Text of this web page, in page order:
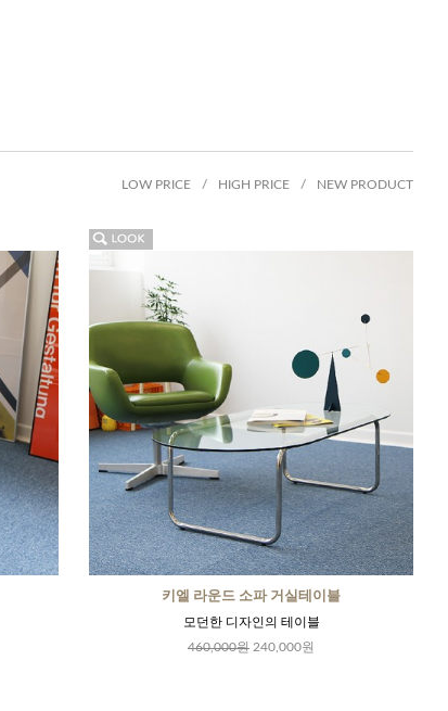
LOW PRICE / HIGH PRICE / NEW PRODUCT
키엘 라운드 소파 거실테이블
모던한 디자인의 테이블
460,000원 240,000원